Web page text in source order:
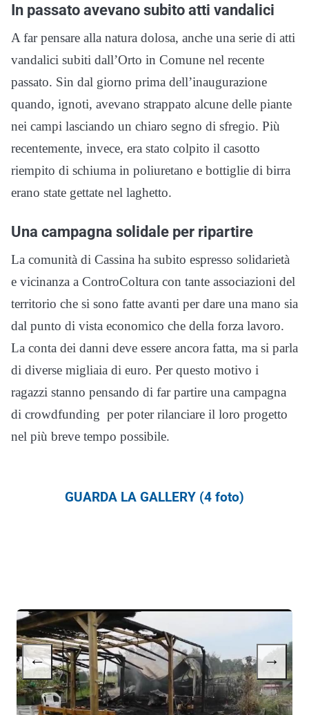
In passato avevano subito atti vandalici
A far pensare alla natura dolosa, anche una serie di atti
vandalici subiti dall’Orto in Comune nel recente
passato. Sin dal giorno prima dell’inaugurazione
quando, ignoti, avevano strappato alcune delle piante
nei campi lasciando un chiaro segno di sfregio. Più
recentemente, invece, era stato colpito il casotto
riempito di schiuma in poliuretano e bottiglie di birra
erano state gettate nel laghetto.
Una campagna solidale per ripartire
La comunità di Cassina ha subito espresso solidarietà
e vicinanza a ControColtura con tante associazioni del
territorio che si sono fatte avanti per dare una mano sia
dal punto di vista economico che della forza lavoro.
La conta dei danni deve essere ancora fatta, ma si parla
di diverse migliaia di euro. Per questo motivo i
ragazzi stanno pensando di far partire una campagna
di crowdfunding per poter rilanciare il loro progetto
nel più breve tempo possibile.
GUARDA LA GALLERY (4 foto)
← →